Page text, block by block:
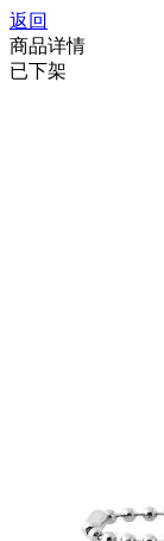
返回
商品详情
已下架